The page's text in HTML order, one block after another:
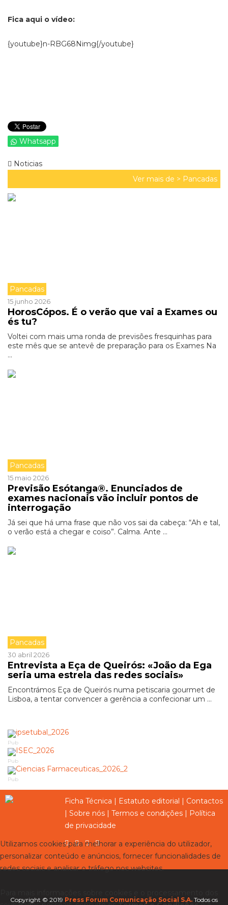
Fica aqui o vídeo:
{youtube}n-RBG68Nimg{/youtube}
Whatsapp
Noticias
Ver mais de > Pancadas
Pancadas
15 junho 2026
HorosCópos. É o verão que vai a Exames ou
és tu?
Voltei com mais uma ronda de previsões fresquinhas para
este mês que se antevê de preparação para os Exames Na
...
Pancadas
15 maio 2026
Previsão Esótanga®. Enunciados de
exames nacionais vão incluir pontos de
interrogação
Já sei que há uma frase que não vos sai da cabeça: “Ah e tal,
o verão está a chegar e coiso”. Calma. Ante ...
Pancadas
30 abril 2026
Entrevista a Eça de Queirós: «João da Ega
seria uma estrela das redes sociais»
Encontrámos Eça de Queirós numa petiscaria gourmet de
Lisboa, a tentar convencer a gerência a confecionar um ...
Pub
Pub
Pub
Ficha Técnica | Estatuto editorial | Contactos
| Sobre nós | Termos e condições | Política
de privacidade
Copyright © 2019 Press Forum Comunicação Social S.A. Todos os
Utilizamos cookies para melhorar a experiência do utilizador,
personalizar conteúdo e anúncios, fornecer funcionalidades de
redes sociais e analisar o tráfego nos websites.